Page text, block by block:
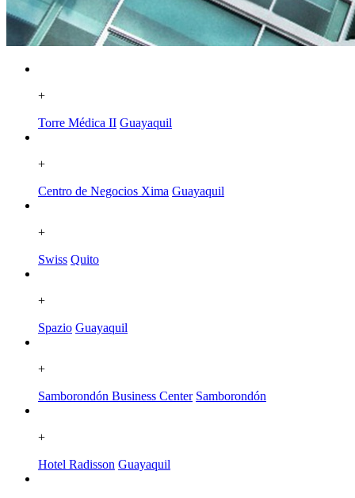
+
Torre Médica II Guayaquil
+
Centro de Negocios Xima Guayaquil
+
Swiss Quito
+
Spazio Guayaquil
+
Samborondón Business Center Samborondón
+
Hotel Radisson Guayaquil